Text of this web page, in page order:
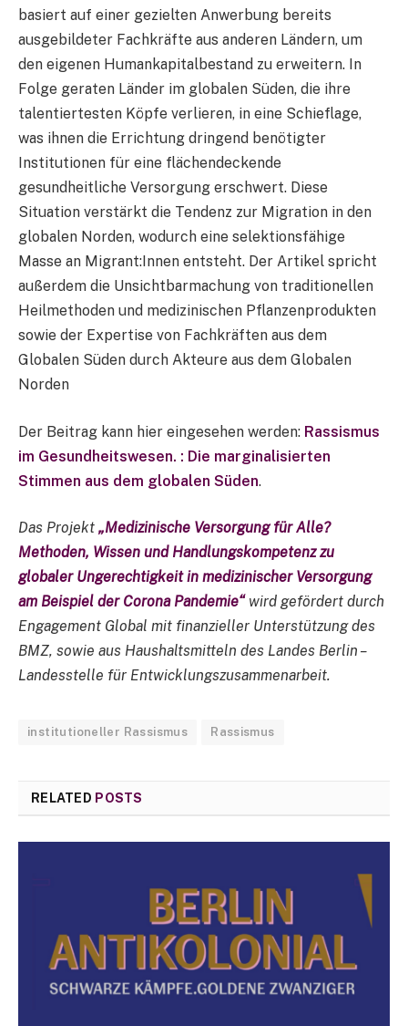
basiert auf einer gezielten Anwerbung bereits
ausgebildeter Fachkräfte aus anderen Ländern, um
den eigenen Humankapitalbestand zu erweitern. In
Folge geraten Länder im globalen Süden, die ihre
talentiertesten Köpfe verlieren, in eine Schieflage,
was ihnen die Errichtung dringend benötigter
Institutionen für eine flächendeckende
gesundheitliche Versorgung erschwert. Diese
Situation verstärkt die Tendenz zur Migration in den
globalen Norden, wodurch eine selektionsfähige
Masse an Migrant:Innen entsteht. Der Artikel spricht
außerdem die Unsichtbarmachung von traditionellen
Heilmethoden und medizinischen Pflanzenprodukten
sowie der Expertise von Fachkräften aus dem
Globalen Süden durch Akteure aus dem Globalen
Norden
Der Beitrag kann hier eingesehen werden: Rassismus
im Gesundheitswesen. : Die marginalisierten
Stimmen aus dem globalen Süden.
Das Projekt „Medizinische Versorgung für Alle?
Methoden, Wissen und Handlungskompetenz zu
globaler Ungerechtigkeit in medizinischer Versorgung
am Beispiel der Corona Pandemie“ wird gefördert durch
Engagement Global mit finanzieller Unterstützung des
BMZ, sowie aus Haushaltsmitteln des Landes Berlin –
Landesstelle für Entwicklungszusammenarbeit.
institutioneller Rassismus Rassismus
RELATED POSTS